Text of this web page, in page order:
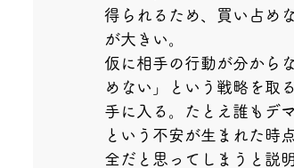
得られるため、買い占め
が大きい。
仮に相手の行動が分から
めない」という戦略を取
手に入る。たとえ誰もデ
という不安が生まれた時
全だと思ってしまうと説